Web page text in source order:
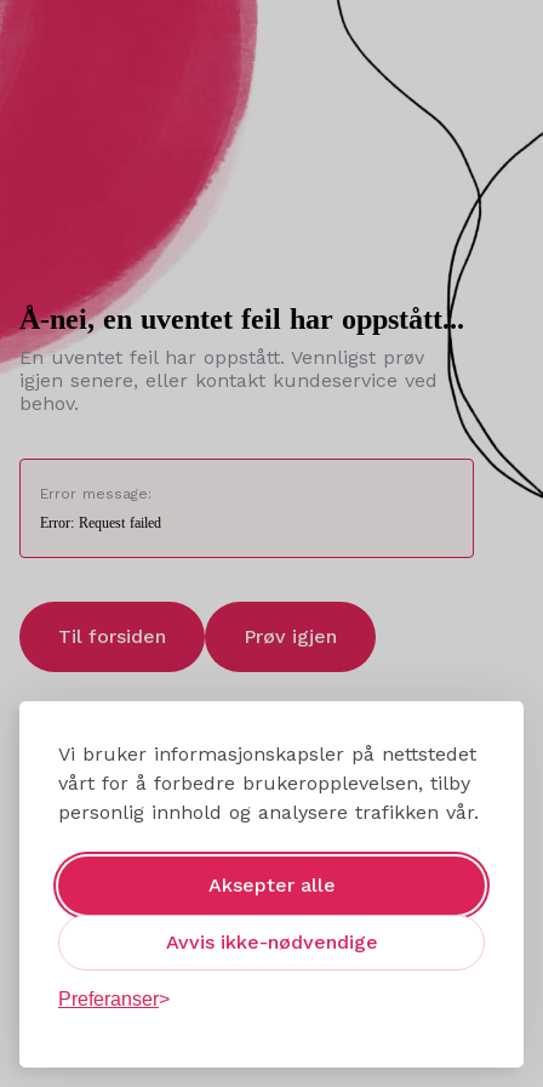
Vi bruker informasjonskapsler på nettstedet
vårt for å forbedre brukeropplevelsen, tilby
personlig innhold og analysere trafikken vår.
Aksepter alle
Avvis ikke-nødvendige
Preferanser
Å-nei, en uventet feil har oppstått...
En uventet feil har oppstått. Vennligst prøv
igjen senere, eller kontakt kundeservice ved
behov.
Error message:
Error: Request failed
Til forsiden Prøv igjen